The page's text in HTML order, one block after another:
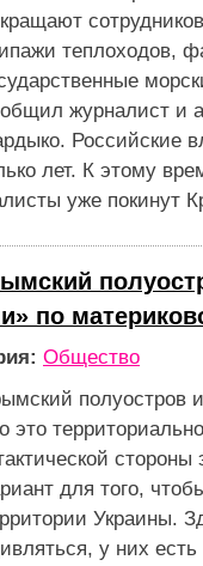
теплоходов,
журналист и
Российские
лет. К этому
уже покинут
по
Общество
полуостров
это
для того,
Украины.
у них